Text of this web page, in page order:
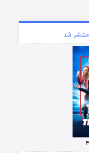
منتشر شد